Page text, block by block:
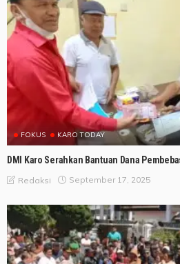
FOKUS KARO TODAY
DMI Karo Serahkan Bantuan Dana
Redaksi September 17, 2025